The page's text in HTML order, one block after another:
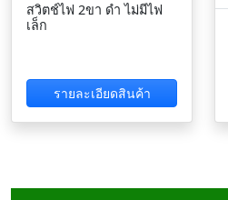
สวิตช์ไฟ 2ขา ดำ ไม่มีไฟ
เล็ก
รายละเอียดสินค้า